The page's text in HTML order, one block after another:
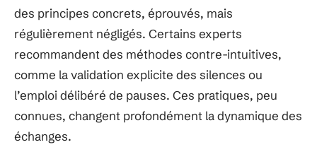
des principes concrets, éprouvés, mais
régulièrement négligés. Certains experts
recommandent des méthodes contre-intuitives,
comme la validation explicite des silences ou
l’emploi délibéré de pauses. Ces pratiques, peu
connues, changent profondément la dynamique des
échanges.